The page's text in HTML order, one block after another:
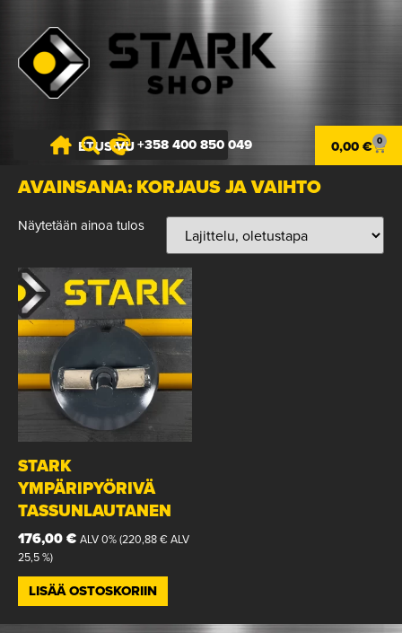
ETUSIVU+358 400 850 049 0,00€ 0
AVAINSANA: KORJAUS JA VAIHTO
Näytetään ainoa tulos
STARK
YMPÄRIPYÖRIVÄ
TASSUNLAUTANEN
176,00€ ALV 0% (220,88€ ALV
25,5 %)
LISÄÄ OSTOSKORIIN